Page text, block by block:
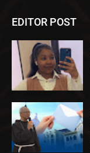
EDITOR POST